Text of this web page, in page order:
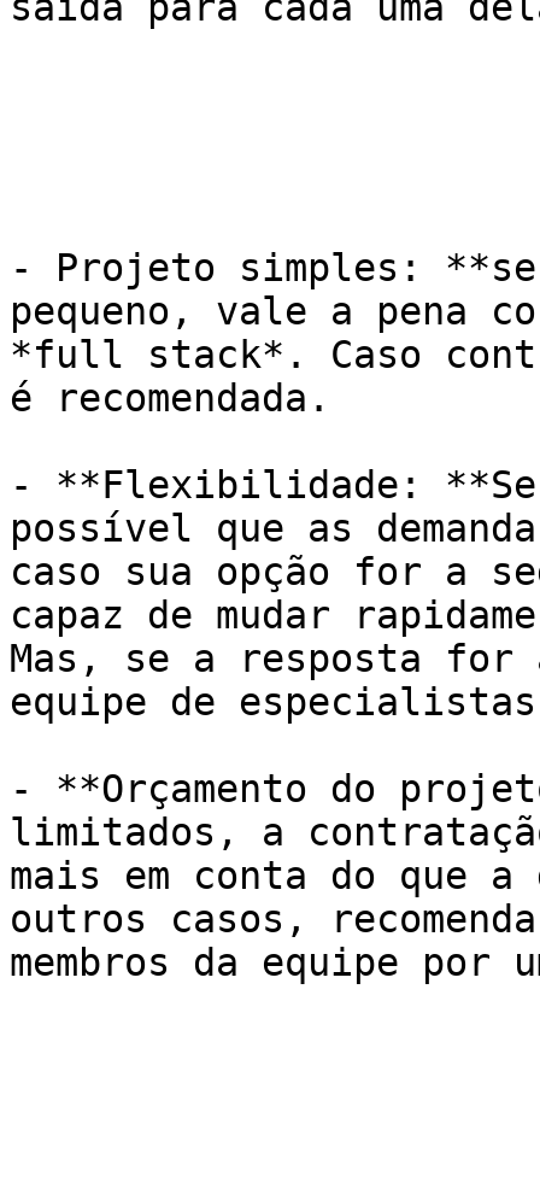
- Projeto simples:
pequeno, vale a pena
*full stack*. Caso
é recomendada.
- **Flexibilidade:
possível que as
caso sua opção for a
capaz de mudar
Mas, se a resposta for
equipe de
- **Orçamento do
limitados, a
mais em conta do que
outros casos,
membros da equipe por